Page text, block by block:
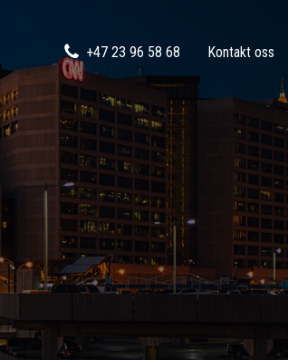
+47 23 96 58 68 Kontakt oss